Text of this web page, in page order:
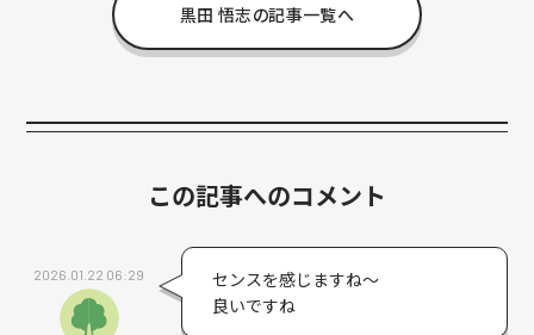
黒田 悟志の記事一覧へ
この記事へのコメント
2026.01.22 06:29
センスを感じますね～
良いですね